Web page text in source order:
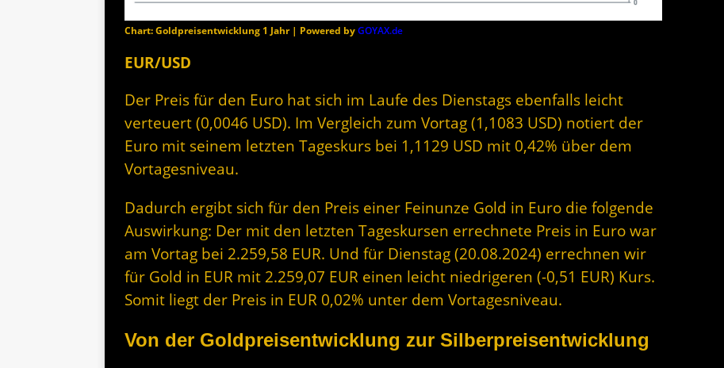
Chart: Goldpreisentwicklung 1 Jahr | Powered byGOYAX.de
EUR/USD
Der Preis für den Euro hat sich im Laufe des Dienstags ebenfalls leicht
verteuert (0,0046 USD). Im Vergleich zum Vortag (1,1083 USD) notiert der
Euro mit seinem letzten Tageskurs bei 1,1129 USD mit 0,42% über dem
Vortagesniveau.
Dadurch ergibt sich für den Preis einer Feinunze Gold in Euro die folgende
Auswirkung: Der mit den letzten Tageskursen errechnete Preis in Euro war
am Vortag bei 2.259,58 EUR. Und für Dienstag (20.08.2024) errechnen wir
für Gold in EUR mit 2.259,07 EUR einen leicht niedrigeren (-0,51 EUR) Kurs.
Somit liegt der Preis in EUR 0,02% unter dem Vortagesniveau.
Von der Goldpreisentwicklung zur Silberpreisentwicklung